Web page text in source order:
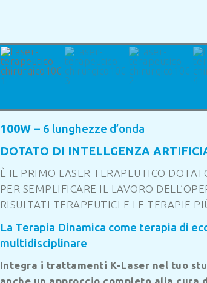
100W – 6 lunghezze d’onda
DOTATO DI INTELLGENZA
È IL PRIMO LASER TERAPEUTICO
PER SEMPLIFICARE IL LAVORO
RISULTATI TERAPEUTICI E LE TERAPIE
La Terapia Dinamica come terapia di
multidisciplinare
Integra i trattamenti K-Laser nel tuo